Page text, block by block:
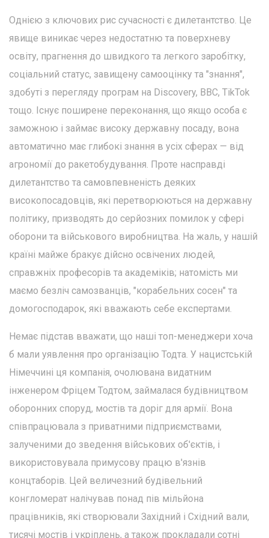
Однією з ключових рис сучасності є дилетантство. Це
явище виникає через недостатню та поверхневу
освіту, прагнення до швидкого та легкого заробітку,
соціальний статус, завищену самооцінку та "знання",
здобуті з перегляду програм на Discovery, BBC, TikTok
тощо. Існує поширене переконання, що якщо особа є
заможною і займає високу державну посаду, вона
автоматично має глибокі знання в усіх сферах — від
агрономії до ракетобудування. Проте насправді
дилетантство та самовпевненість деяких
високопосадовців, які перетворюються на державну
політику, призводять до серйозних помилок у сфері
оборони та військового виробництва. На жаль, у нашій
країні майже бракує дійсно освічених людей,
справжніх професорів та академіків; натомість ми
маємо безліч самозванців, "корабельних сосен" та
домогосподарок, які вважають себе експертами.
Немає підстав вважати, що наші топ-менеджери хоча
б мали уявлення про організацію Тодта. У нацистській
Німеччині ця компанія, очолювана видатним
інженером Фріцем Тодтом, займалася будівництвом
оборонних споруд, мостів та доріг для армії. Вона
співпрацювала з приватними підприємствами,
залученими до зведення військових об'єктів, і
використовувала примусову працю в'язнів
концтаборів. Цей величезний будівельний
конгломерат налічував понад пів мільйона
працівників, які створювали Західний і Східний вали,
тисячі мостів і укріплень, а також прокладали сотні